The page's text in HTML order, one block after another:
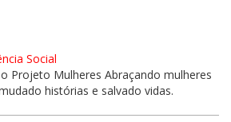
Social
Projeto Mulheres Abraçando mulheres
histórias e salvado vidas.